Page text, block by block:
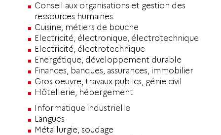
Conseil aux organisations et gestion des
ressources humaines
Cuisine, métiers de bouche
Electricité, électronique, électrotechnique
Electricité, électrotechnique
Energétique, développement durable
Finances, banques, assurances, immobilier
Gros oeuvre, travaux publics, génie civil
Hôtellerie, hébergement
Informatique industrielle
Langues
Métallurgie, soudage